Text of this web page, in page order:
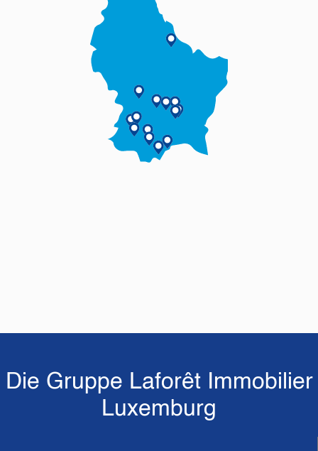
Die Gruppe Laforêt Immobilier
Luxemburg